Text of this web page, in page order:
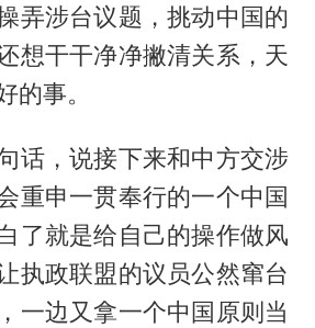
弄涉台议题，挑动中国的
想干干净净撇清关系，天
的事。
话，说接下来和中方交涉
重申一贯奉行的一个中国
了就是给自己的操作做风
执政联盟的议员公然窜台
一边又拿一个中国原则当